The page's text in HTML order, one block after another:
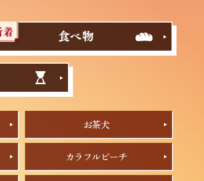
お茶犬
カラフルピーチ